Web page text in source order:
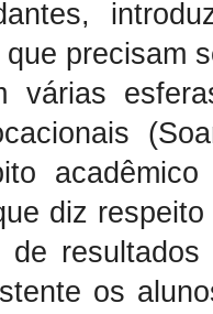
precisam
várias
diz
os